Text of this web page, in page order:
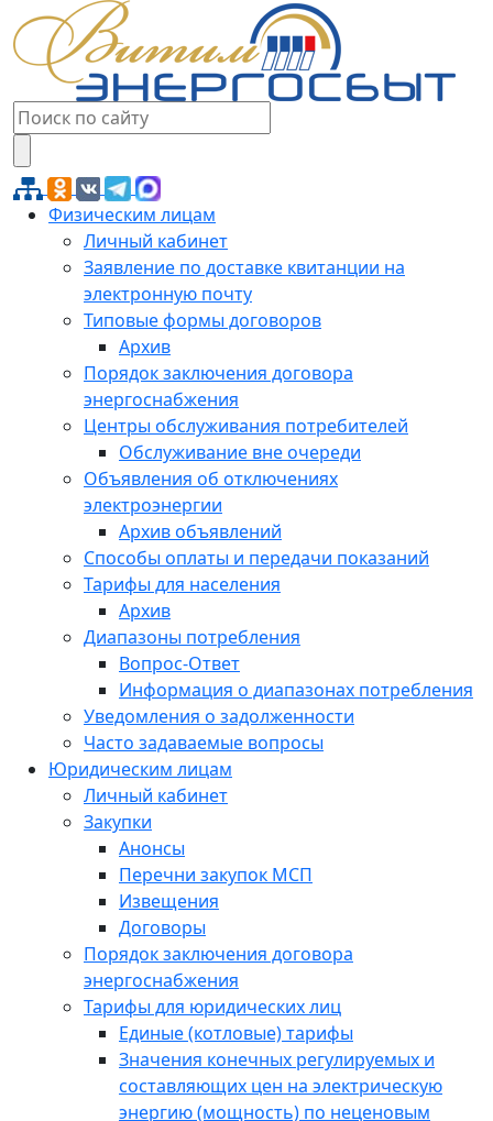
Физическим лицам
Личный кабинет
Заявление по доставке квитанции на
электронную почту
Типовые формы договоров
Архив
Порядок заключения договора
энергоснабжения
Центры обслуживания потребителей
Обслуживание вне очереди
Объявления об отключениях
электроэнергии
Архив объявлений
Способы оплаты и передачи показаний
Тарифы для населения
Архив
Диапазоны потребления
Вопрос-Ответ
Информация о диапазонах потребления
Уведомления о задолженности
Часто задаваемые вопросы
Юридическим лицам
Личный кабинет
Закупки
Анонсы
Перечни закупок МСП
Извещения
Договоры
Порядок заключения договора
энергоснабжения
Тарифы для юридических лиц
Единые (котловые) тарифы
Значения конечных регулируемых и
составляющих цен на электрическую
энергию (мощность) по неценовым